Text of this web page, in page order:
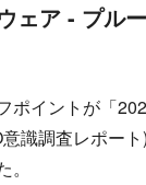
ェア - プル
ポイントが「
識調査レポー